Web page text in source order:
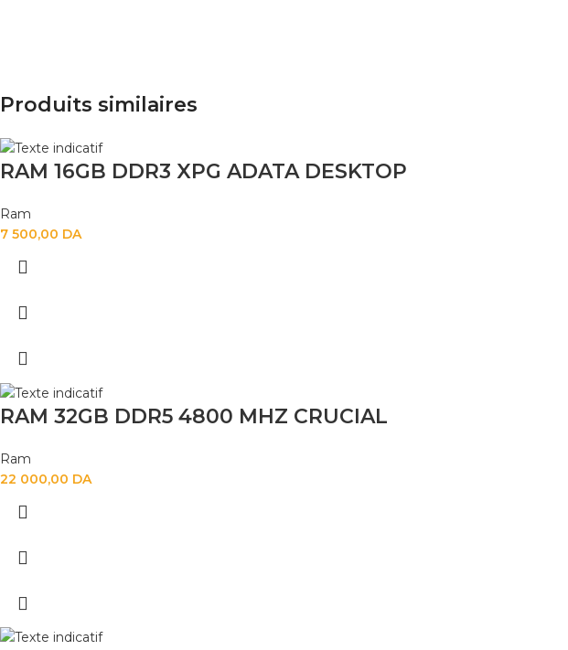
Produits similaires
RAM 16GB DDR3 XPG ADATA DESKTOP
Ram
7 500,00 DA
RAM 32GB DDR5 4800 MHZ CRUCIAL
Ram
22 000,00 DA